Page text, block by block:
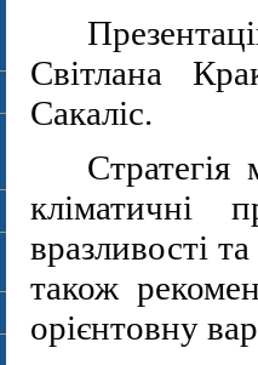
Світлана
Сакаліс.
Стратегія
кліматичні
вразливості
також
орієнтовну